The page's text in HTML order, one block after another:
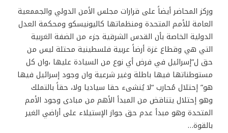
وركز المحاضر أيضاً على قرارات مجلس الأمن الدولي والجممعية
العامة للأمم المتحدة ومنظماتها كاليونيسكو ومحكمة العدل
الدولية الخاصة بأن القدس الشرقية جزء من الضفة الغربية
التي هي وقطاع غزة أرضاً عربية فلسطينية محتلة ليس من
حق ل”إسرائيل في فرض أي نوع من السيادة عليها ،وان كل
مستوطناتها فيها باطلة وغير شرعية وان وجود إسرائيل فيها
هو” إحتلال مُحارب “لا يُنشىء حقا سياديا ولا، حقاً بالتملك
وهو إحتلال يتناقض من المبدأ الأهم من مبادى وجود الأمم
المتحدة وهو مبدأ عدم حق جواز الإستيلاء على أراضي الغير
بالقوة…